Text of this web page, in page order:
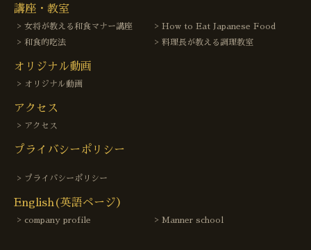
講座・教室
女将が教える和食マナー講座
How to Eat Japanese Food
和食的吃法
料理長が教える調理教室
オリジナル動画
オリジナル動画
アクセス
アクセス
プライバシーポリシー
プライバシーポリシー
English(英語ページ）
company profile Manner school